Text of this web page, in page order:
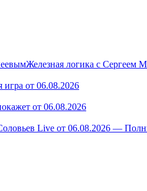
Железная логика с Сергеем
игра от 06.08.2026
от 06.08.2026
Live от 06.08.2026 —